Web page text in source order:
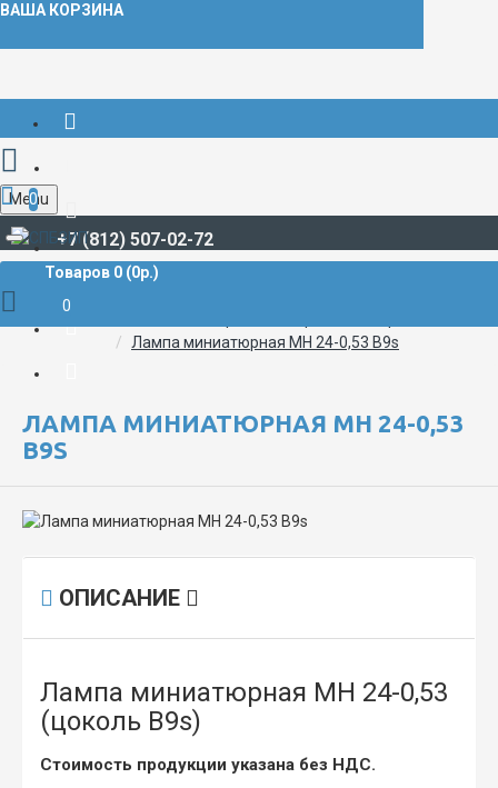
ВАША КОРЗИНА
+7 (812) 507-02-72
Menu
0
Товаров 0 (0р.)
0
СВЕТОТЕХНИЧЕСКАЯ ПРОДУКЦИЯ
Лампа миниатюрная МН 24-0,53 B9s
ЛАМПА МИНИАТЮРНАЯ МН 24-0,53
B9S
ОПИСАНИЕ
Лампа миниатюрная МН 24-0,53
(цоколь B9s)
Стоимость продукции указана без НДС.